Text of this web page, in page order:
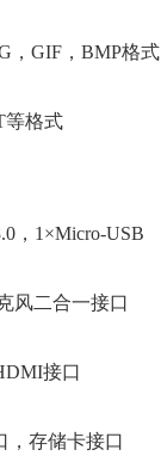
，GIF，BMP格式
等格式
，1×Micro-USB
风二合一接口
接口
，存储卡接口